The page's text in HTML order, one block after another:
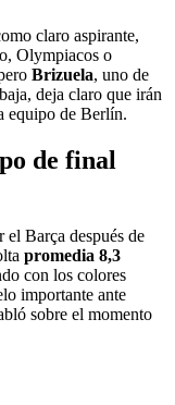
claro aspirante,
Olympiacos o
Brizuela, uno de
deja claro que irán
equipo de Berlín.
de final
el Barça después de
promedia 8,3
con los colores
importante ante
sobre el momento